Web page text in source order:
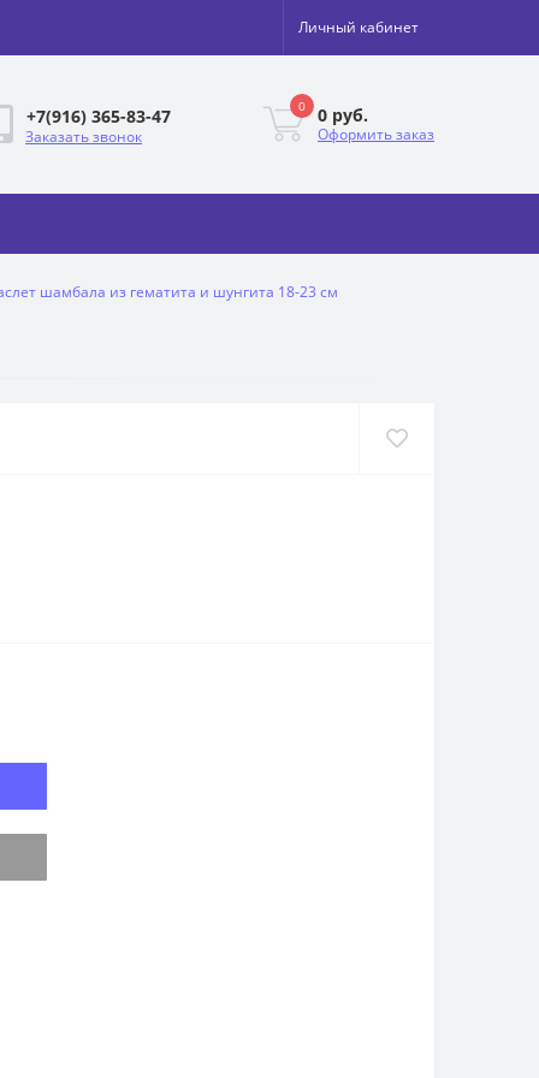
Личный кабинет
+7(916) 365-83-47
Заказать звонок
0 0 руб.
Оформить заказ
шамбала из гематита и шунгита 18-23 см